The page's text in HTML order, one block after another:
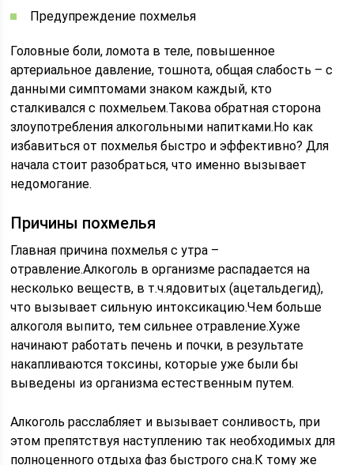
Предупреждение похмелья
Головные боли, ломота в теле, повышенное
артериальное давление, тошнота, общая слабость – с
данными симптомами знаком каждый, кто
сталкивался с похмельем.Такова обратная сторона
злоупотребления алкогольными напитками.Но как
избавиться от похмелья быстро и эффективно? Для
начала стоит разобраться, что именно вызывает
недомогание.
Причины похмелья
Главная причина похмелья с утра –
отравление.Алкоголь в организме распадается на
несколько веществ, в т.ч.ядовитых (ацетальдегид),
что вызывает сильную интоксикацию.Чем больше
алкоголя выпито, тем сильнее отравление.Хуже
начинают работать печень и почки, в результате
накапливаются токсины, которые уже были бы
выведены из организма естественным путем.
Алкоголь расслабляет и вызывает сонливость, при
этом препятствуя наступлению так необходимых для
полноценного отдыха фаз быстрого сна.К тому же